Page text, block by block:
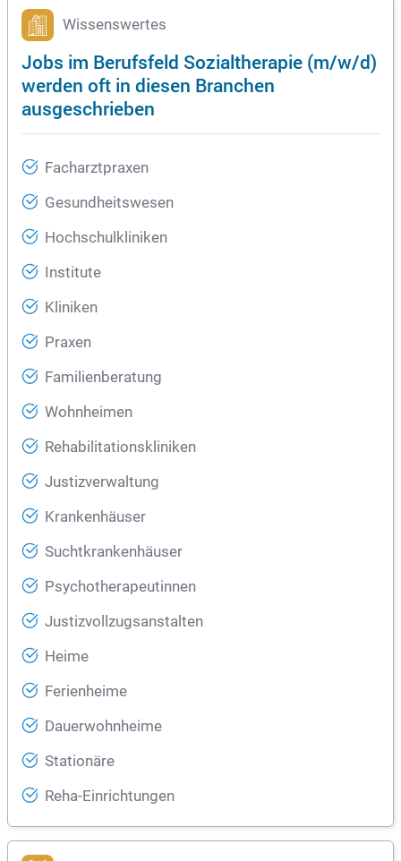
Wissenswertes
Jobs im Berufsfeld Sozialtherapie (m/w/d)
werden oft in diesen Branchen
ausgeschrieben
Facharztpraxen
Gesundheitswesen
Hochschulkliniken
Institute
Kliniken
Praxen
Familienberatung
Wohnheimen
Rehabilitationskliniken
Justizverwaltung
Krankenhäuser
Suchtkrankenhäuser
Psychotherapeutinnen
Justizvollzugsanstalten
Heime
Ferienheime
Dauerwohnheime
Stationäre
Reha-Einrichtungen